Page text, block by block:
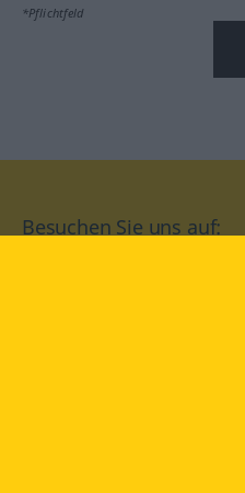
*Pflichtfeld
Besuchen Sie uns auf: